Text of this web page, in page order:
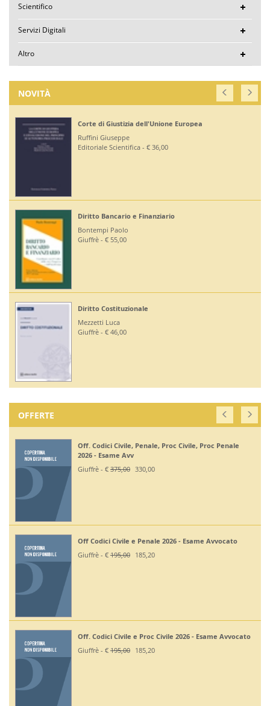
Scientifico
Servizi Digitali
Altro
NOVITÀ
Corte di Giustizia dell'Unione Europea
Ruffini Giuseppe
Editoriale Scientifica - € 36,00
Diritto Bancario e Finanziario
Bontempi Paolo
Giuffrè - € 55,00
Diritto Costituzionale
Mezzetti Luca
Giuffrè - € 46,00
OFFERTE
Off. Codici Civile, Penale, Proc Civile, Proc Penale
2026 - Esame Avv
Giuffrè - € 375,00 330,00
Off Codici Civile e Penale 2026 - Esame Avvocato
Giuffrè - € 195,00 185,20
Off. Codici Civile e Proc Civile 2026 - Esame Avvocato
Giuffrè - € 195,00 185,20